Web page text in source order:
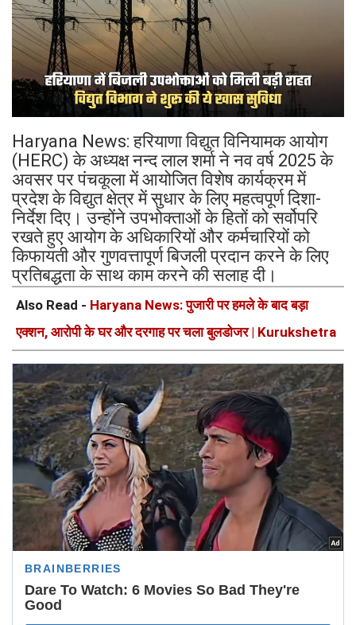
Haryana News: हरियाणा विद्युत विनियामक आयोग
(HERC) के अध्यक्ष नन्द लाल शर्मा ने नव वर्ष 2025 के
अवसर पर पंचकूला में आयोजित विशेष कार्यक्रम में
प्रदेश के विद्युत क्षेत्र में सुधार के लिए महत्वपूर्ण दिशा-
निर्देश दिए। उन्होंने उपभोक्ताओं के हितों को सर्वोपरि
रखते हुए आयोग के अधिकारियों और कर्मचारियों को
किफायती और गुणवत्तापूर्ण बिजली प्रदान करने के लिए
प्रतिबद्धता के साथ काम करने की सलाह दी।
Also Read - Haryana News: पुजारी पर हमले के बाद बड़ा
एक्शन, आरोपी के घर और दरगाह पर चला बुलडोजर | Kurukshetra